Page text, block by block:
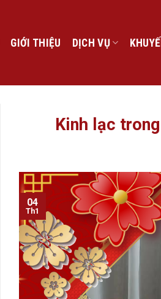
GIỚI THIỆU DỊCH VỤ
Kinh lạc
04
Th1